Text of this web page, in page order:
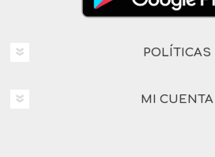
POLÍTICAS
MI CUENTA